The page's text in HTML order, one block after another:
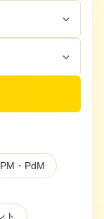
PM・PdM
ト